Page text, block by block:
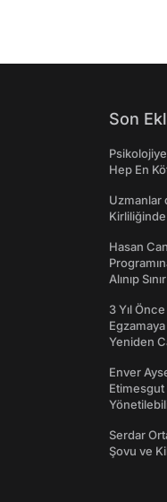
Son
Hep En
Uzmanlar
Hasan
Alınıp
3 Yıl
Yeniden
Enver
Etimesgut
Serdar
Şovu ve